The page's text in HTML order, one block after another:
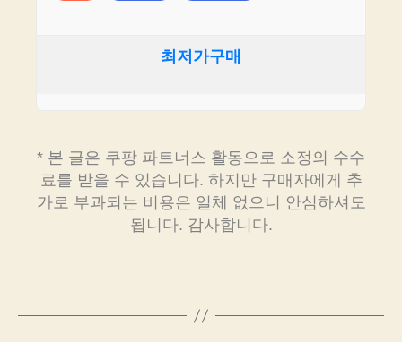
최저가구매
* 본 글은 쿠팡 파트너스 활동으로 소정의 수수
료를 받을 수 있습니다. 하지만 구매자에게 추
가로 부과되는 비용은 일체 없으니 안심하셔도
됩니다. 감사합니다.